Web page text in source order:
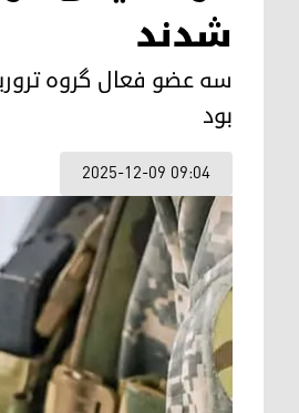
شدند
سه عضو فعال گروه
بود
2025-12-09 09:04